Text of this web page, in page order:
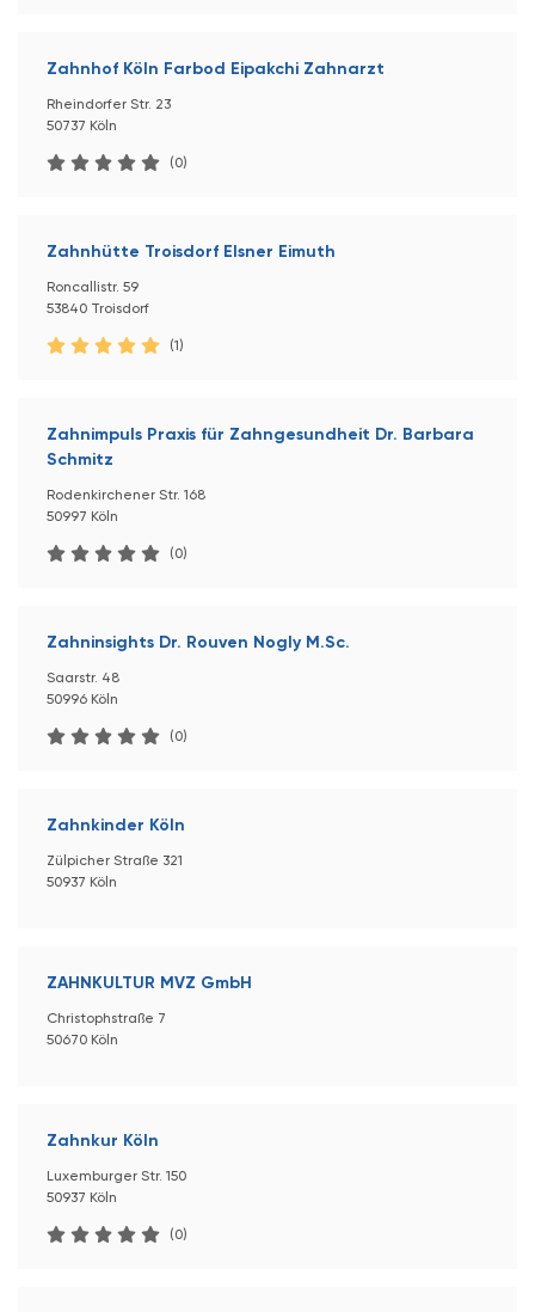
Zahnhof Köln Farbod Eipakchi Zahnarzt
Rheindorfer Str. 23
50737 Köln
(0)
Zahnhütte Troisdorf Elsner Eimuth
Roncallistr. 59
53840 Troisdorf
(1)
Zahnimpuls Praxis für Zahngesundheit Dr. Barbara
Schmitz
Rodenkirchener Str. 168
50997 Köln
(0)
Zahninsights Dr. Rouven Nogly M.Sc.
Saarstr. 48
50996 Köln
(0)
Zahnkinder Köln
Zülpicher Straße 321
50937 Köln
ZAHNKULTUR MVZ GmbH
Christophstraße 7
50670 Köln
Zahnkur Köln
Luxemburger Str. 150
50937 Köln
(0)